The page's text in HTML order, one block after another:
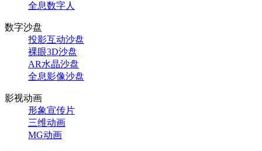
全息数字人
数字沙盘
投影互动沙盘
裸眼3D沙盘
AR水晶沙盘
全息影像沙盘
影视动画
形象宣传片
三维动画
MG动画